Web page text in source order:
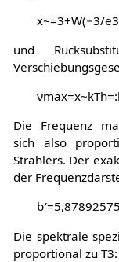
x~=3+W(−3/e3
und
νmax=x~kTh=:
Die Frequenz
sich also
Strahlers. Der
der
b′=5,87892575
Die spektrale
proportional zu T3: